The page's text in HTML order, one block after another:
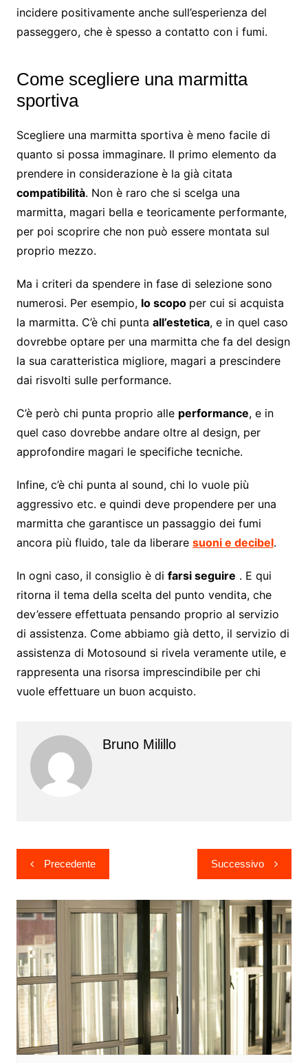
incidere positivamente anche sull’esperienza del
passeggero, che è spesso a contatto con i fumi.
Come scegliere una marmitta
sportiva
Scegliere una marmitta sportiva è meno facile di
quanto si possa immaginare. Il primo elemento da
prendere in considerazione è la già citata
compatibilità. Non è raro che si scelga una
marmitta, magari bella e teoricamente performante,
per poi scoprire che non può essere montata sul
proprio mezzo.
Ma i criteri da spendere in fase di selezione sono
numerosi. Per esempio, lo scopo per cui si acquista
la marmitta. C’è chi punta all’estetica, e in quel caso
dovrebbe optare per una marmitta che fa del design
la sua caratteristica migliore, magari a prescindere
dai risvolti sulle performance.
C’è però chi punta proprio alle performance, e in
quel caso dovrebbe andare oltre al design, per
approfondire magari le specifiche tecniche.
Infine, c’è chi punta al sound, chi lo vuole più
aggressivo etc. e quindi deve propendere per una
marmitta che garantisce un passaggio dei fumi
ancora più fluido, tale da liberare suoni e decibel.
In ogni caso, il consiglio è di farsi seguire . E qui
ritorna il tema della scelta del punto vendita, che
dev’essere effettuata pensando proprio al servizio
di assistenza. Come abbiamo già detto, il servizio di
assistenza di Motosound si rivela veramente utile, e
rappresenta una risorsa imprescindibile per chi
vuole effettuare un buon acquisto.
Bruno Milillo
Navigazione
articoli
Precedente Successivo